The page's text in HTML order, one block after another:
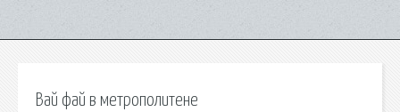
Вай фай в метрополитене